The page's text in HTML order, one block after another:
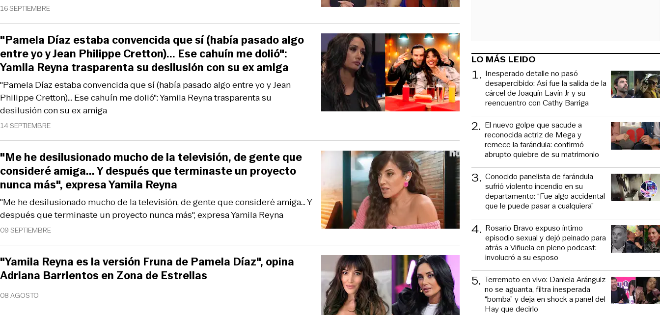
16 SEPTIEMBRE
14 SEPTIEMBRE
"Pamela Díaz estaba convencida que sí (había pasado algo entre yo y Jean
Philippe Cretton)... Ese cahuín me dolió": Yamila Reyna trasparenta su
desilusión con su ex amiga
"Pamela Díaz estaba convencida que sí (había pasado algo
entre yo y Jean Philippe Cretton)... Ese cahuín me dolió":
Yamila Reyna trasparenta su desilusión con su ex amiga
09 SEPTIEMBRE
"Me he desilusionado mucho de la televisión, de gente que consideré amiga... Y
después que terminaste un proyecto nunca más", expresa Yamila Reyna
"Me he desilusionado mucho de la televisión, de gente que
consideré amiga... Y después que terminaste un proyecto
nunca más", expresa Yamila Reyna
08 AGOSTO
"Yamila Reyna es la versión Fruna de Pamela Díaz", opina
Adriana Barrientos en Zona de Estrellas
LO MÁS LEIDO
1. Inesperado detalle no pasó
desapercibido: Así fue la salida de la
cárcel de Joaquín Lavín Jr y su
reencuentro con Cathy Barriga
2. El nuevo golpe que sacude a
reconocida actriz de Mega y
remece la farándula: confirmó
abrupto quiebre de su matrimonio
3. Conocido panelista de farándula
sufrió violento incendio en su
departamento: “Fue algo accidental
que le puede pasar a cualquiera”
4. Rosario Bravo expuso íntimo
episodio sexual y dejó peinado para
atrás a Viñuela en pleno podcast:
involucró a su esposo
5. Terremoto en vivo: Daniela Aránguiz
no se aguanta, filtra inesperada
“bomba” y deja en shock a panel del
Hay que decirlo